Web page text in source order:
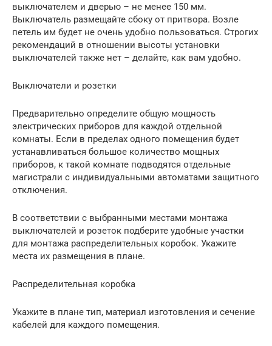
выключателем и дверью – не менее 150 мм.
Выключатель размещайте сбоку от притвора. Возле
петель им будет не очень удобно пользоваться. Строгих
рекомендаций в отношении высоты установки
выключателей также нет – делайте, как вам удобно.
Выключатели и розетки
Предварительно определите общую мощность
электрических приборов для каждой отдельной
комнаты. Если в пределах одного помещения будет
устанавливаться большое количество мощных
приборов, к такой комнате подводятся отдельные
магистрали с индивидуальными автоматами защитного
отключения.
В соответствии с выбранными местами монтажа
выключателей и розеток подберите удобные участки
для монтажа распределительных коробок. Укажите
места их размещения в плане.
Распределительная коробка
Укажите в плане тип, материал изготовления и сечение
кабелей для каждого помещения.